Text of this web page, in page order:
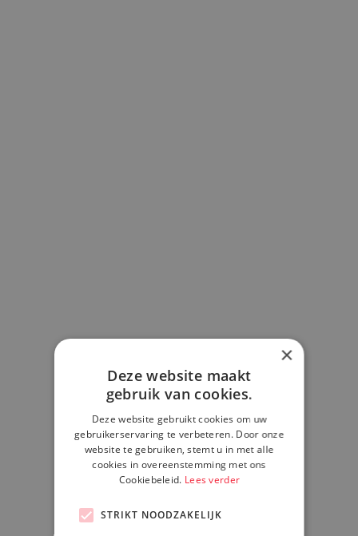
×
Deze website maakt
gebruik van cookies.
Deze website gebruikt cookies om uw
gebruikerservaring te verbeteren. Door onze
website te gebruiken, stemt u in met alle
cookies in overeenstemming met ons
Cookiebeleid. Lees verder
STRIKT NOODZAKELIJK